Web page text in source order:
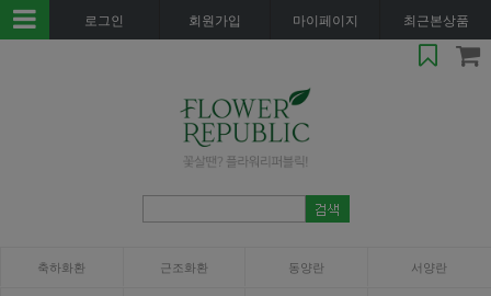
로그인 회원가입 마이페이지 최근본상품
축하화환 근조화환 동양란 서양란